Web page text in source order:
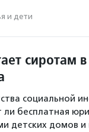
и дети
сиротам
социальной
ли бесплатная
детских домов